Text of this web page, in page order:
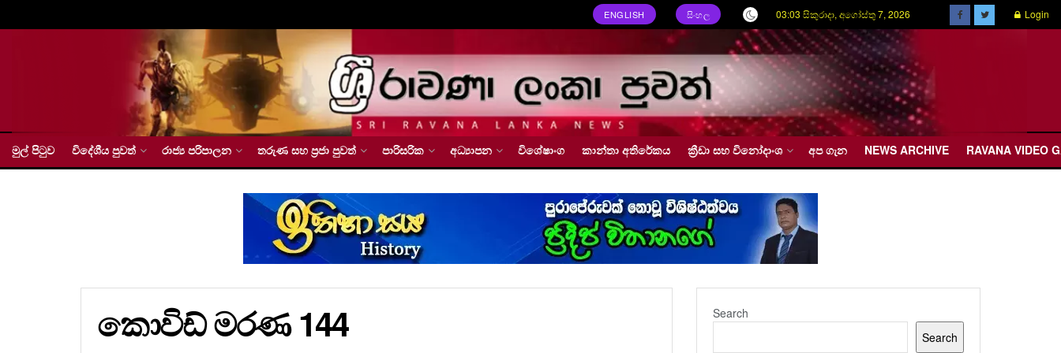
ENGLISH සිංහල 03:03 සිකුරාදා, අගෝස්තු 7, 2026 Login
මුල් පිටුව විදේශීය පුවත් රාජ්‍ය පරිපාලන තරුණ සහ ප්‍රජා පුවත් පාරිසරික අධ්‍යාපන විශේෂාංග කාන්තා අතිරේකය ක්‍රීඩා සහ විනෝදාංශ අප ගැන NEWS ARCHIVE RAVANA VIDEO
කොවිඩ් මරණ 144
Search
Search